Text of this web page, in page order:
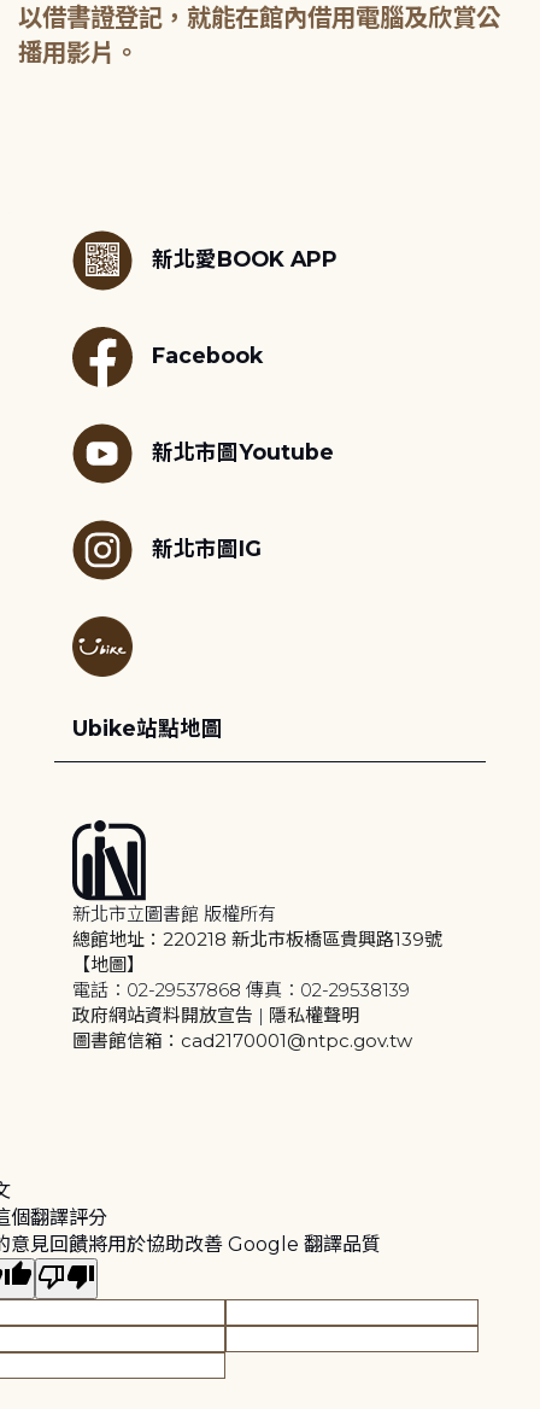
以借書證登記，就能在館內借用電腦及欣賞公
播用影片。
新北愛BOOK APP
Facebook
新北市圖Youtube
新北市圖IG
Ubike站點地圖
新北市立圖書館 版權所有
總館地址：220218 新北市板橋區貴興路139號
【地圖】
電話：02-29537868 傳真：02-29538139
政府網站資料開放宣告 | 隱私權聲明
圖書館信箱：cad2170001@ntpc.gov.tw
個翻譯評分
意見回饋將用於協助改善 Google 翻譯品質